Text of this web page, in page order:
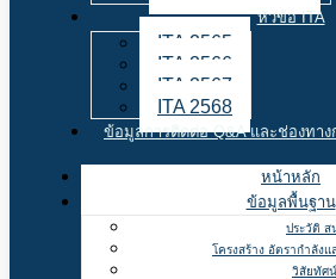
หัวข้อ ITA
ITA 2565
ITA 2566
ITA 2567
ITA 2568
ข้อมูลการติดต่อ Q&A และช่องทา
หน้าหลัก
ข้อมูลพื้นฐาน
ประวัติ ส
โครงสร้าง อัตรากำลัง
วิสัยทัศน์